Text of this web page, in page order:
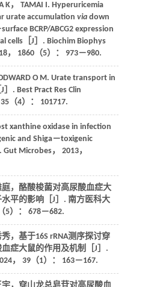
K， TAMAI I. Hyperuricemia
urate accumulation viadown
BCRP/ABCG2 expression
cells［J］. Biochim Biophys
， 1860（5）： 973－980.
O M. Urate transport in
］. Best Pract Res Clin
35（4）： 101717.
xanthine oxidase in infection
and Shiga－toxigenic
Gut Microbes， 2013，
，酪酸梭菌对高尿酸血症大
平的影响［J］. 南方医科大
5）： 678－682.
，基于16S rRNA测序探讨穿
症大鼠的作用及机制［J］.
， 39（1）： 163－167.